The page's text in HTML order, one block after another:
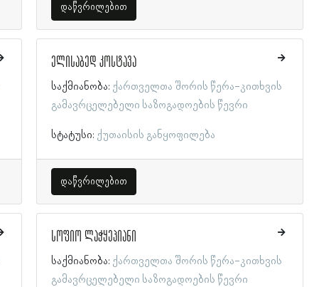
დაწვრილებით
ელისაბედ კოსტავა
საქმიანობა: ქართველთა შორის წერა-კითხვის
გამავრცელებელი საზოგადოების წევრი
სტატუსი: ქუთაისის განყოფილება
დაწვრილებით
სოფიო ლაჭყეპიანი
საქმიანობა: ქართველთა შორის წერა-კითხვის
გამავრცელებელი საზოგადოების წევრი